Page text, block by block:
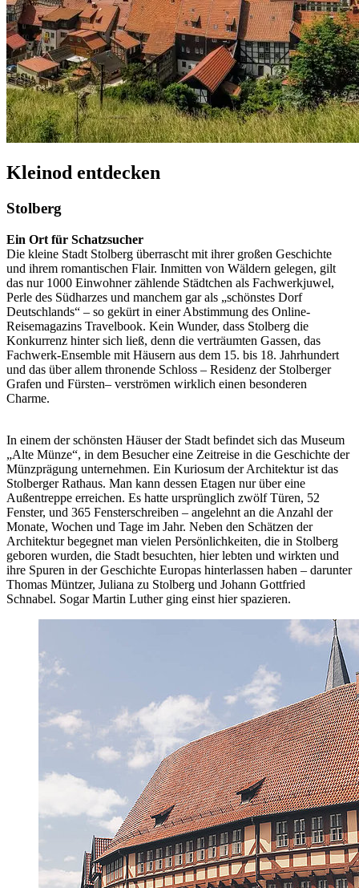
Kleinod entdecken
Stolberg
Ein Ort für Schatzsucher
Die kleine Stadt Stolberg überrascht mit ihrer großen Geschichte
und ihrem romantischen Flair. Inmitten von Wäldern gelegen, gilt
das nur 1000 Einwohner zählende Städtchen als Fachwerkjuwel,
Perle des Südharzes und manchem gar als „schönstes Dorf
Deutschlands“ – so gekürt in einer Abstimmung des Online-
Reisemagazins Travelbook. Kein Wunder, dass Stolberg die
Konkurrenz hinter sich ließ, denn die verträumten Gassen, das
Fachwerk-Ensemble mit Häusern aus dem 15. bis 18. Jahrhundert
und das über allem thronende Schloss – Residenz der Stolberger
Grafen und Fürsten– verströmen wirklich einen besonderen
Charme.
In einem der schönsten Häuser der Stadt befindet sich das Museum
„Alte Münze“, in dem Besucher eine Zeitreise in die Geschichte der
Münzprägung unternehmen. Ein Kuriosum der Architektur ist das
Stolberger Rathaus. Man kann dessen Etagen nur über eine
Außentreppe erreichen. Es hatte ursprünglich zwölf Türen, 52
Fenster, und 365 Fensterschreiben – angelehnt an die Anzahl der
Monate, Wochen und Tage im Jahr. Neben den Schätzen der
Architektur begegnet man vielen Persönlichkeiten, die in Stolberg
geboren wurden, die Stadt besuchten, hier lebten und wirkten und
ihre Spuren in der Geschichte Europas hinterlassen haben – darunter
Thomas Müntzer, Juliana zu Stolberg und Johann Gottfried
Schnabel. Sogar Martin Luther ging einst hier spazieren.